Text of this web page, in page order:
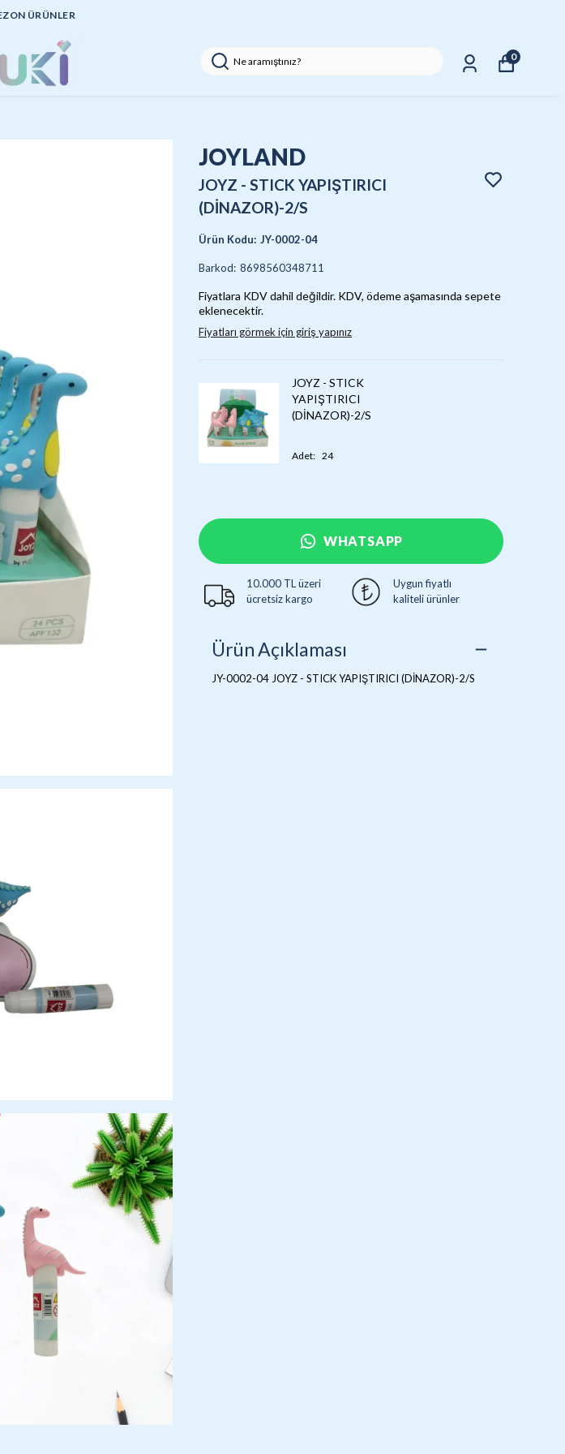
0
JOYLAND
JOYZ - STICK YAPIŞTIRICI
(DİNAZOR)-2/S
Ürün Kodu: JY-0002-04
Barkod: 8698560348711
Fiyatlara KDV dahil değildir. KDV, ödeme aşamasında sepete
eklenecektir.
Fiyatları görmek için giriş yapınız
JOYZ - STICK
YAPIŞTIRICI
(DİNAZOR)-2/S
Adet: 24
WHATSAPP
10.000 TL üzeri
ücretsiz kargo
Uygun fiyatlı
kaliteli ürünler
Ürün Açıklaması
JY-0002-04 JOYZ - STICK YAPIŞTIRICI (DİNAZOR)-2/S